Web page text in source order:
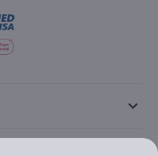
keyboard_arrow_down